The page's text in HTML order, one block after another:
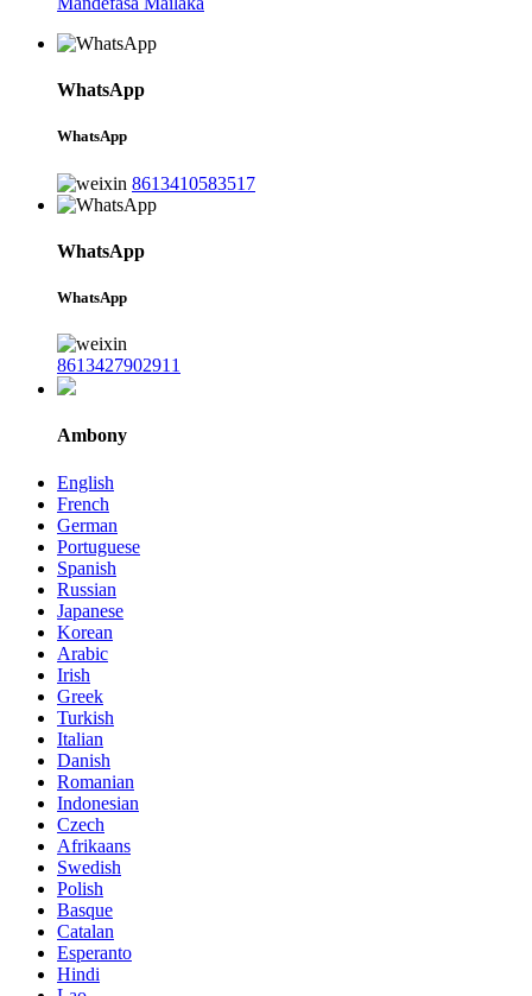
WhatsApp
WhatsApp
8613410583517
WhatsApp
WhatsApp
8613427902911
Ambony
English
French
German
Portuguese
Spanish
Russian
Japanese
Korean
Arabic
Irish
Greek
Turkish
Italian
Danish
Romanian
Indonesian
Czech
Afrikaans
Swedish
Polish
Basque
Catalan
Esperanto
Hindi